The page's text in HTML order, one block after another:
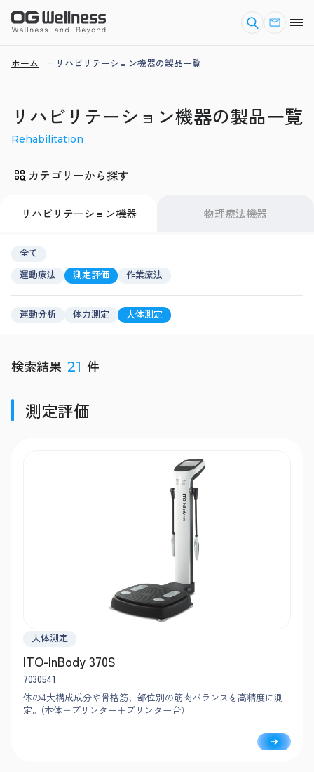
ホーム リハビリテーション機器の製品一覧
リハビリテーション機器の製品一覧
Rehabilitation
カテゴリーから探す
リハビリテーション機器 物理療法機器
全て
運動療法
測定評価 作業療法
運動分析 体力測定 人体測定
検索結果 21 件
測定評価
人体測定
ITO-InBody 370S
7030541
体の4大構成成分や骨格筋、部位別の筋肉バランスを高精度に測
定。(本体＋プリンター＋プリンター台）